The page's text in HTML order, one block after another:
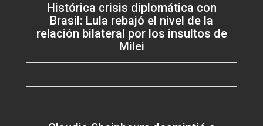
Histórica crisis diplomática con
Brasil: Lula rebajó el nivel de la
relación bilateral por los insultos de
Milei